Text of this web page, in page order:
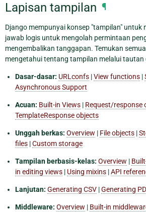
Lapisan tampilan ¶
Django mempunyai konsep "tampilan" untuk
jawab logis untuk mengolah permintaan
mengembalikan tanggapan. Temukan
mengetahui tentang tampilan melalui tautan
Dasar-dasar: URLconfs |View functions |
Asynchronous Support
Acuan: Built-in Views | Request/response
TemplateResponse objects
Unggah berkas: Overview | File objects |
files |Custom storage
Tampilan berbasis-kelas: Overview |
in editing views | Using mixins |API
Lanjutan: Generating CSV |Generating
Middleware: Overview | Built-in